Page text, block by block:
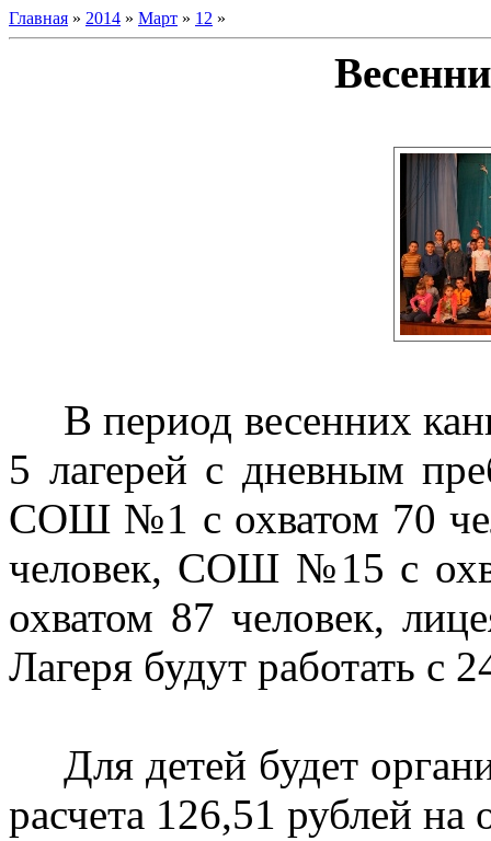
Главная » 2014 » Март » 12 »
В период весенних
5 лагерей с дневным
СОШ №1 с охватом 70
человек, СОШ №15 с
охватом 87 человек,
Лагеря будут работать с
Для детей будет
расчета 126,51 рублей на